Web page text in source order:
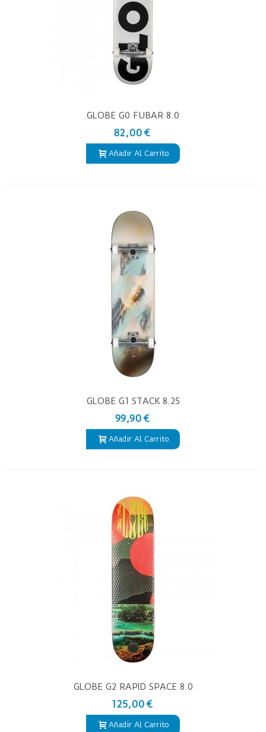
GLOBE G0 FUBAR 8.0
82,00 €
Añadir Al Carrito
GLOBE G1 STACK 8.25
99,90 €
Añadir Al Carrito
GLOBE G2 RAPID SPACE 8.0
125,00 €
Añadir Al Carrito